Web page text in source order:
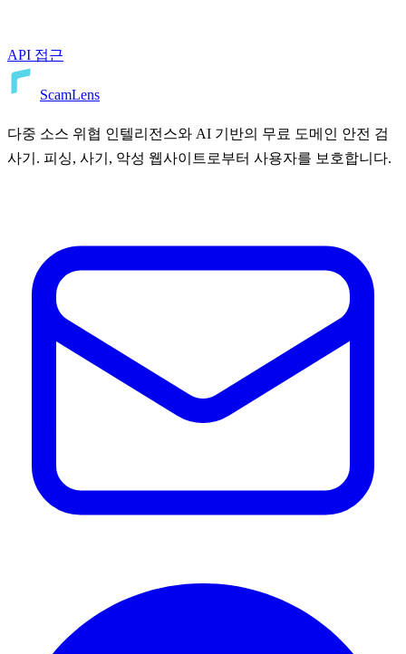
API 접근
ScamLens
다중 소스 위협 인텔리전스와 AI 기반의 무료 도메인 안전 검
사기. 피싱, 사기, 악성 웹사이트로부터 사용자를 보호합니다.